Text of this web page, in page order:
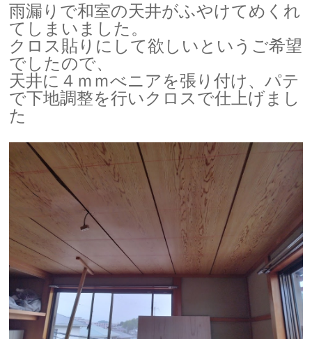
雨漏りで和室の天井がふやけてめくれ
てしまいました。
クロス貼りにして欲しいというご希望
でしたので、
天井に４ｍｍべニアを張り付け、パテ
で下地調整を行いクロスで仕上げまし
た